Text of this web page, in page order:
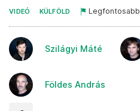
VIDEÓ KÜLFÖLD Legfontosabb
Szilágyi Máté
Földes András